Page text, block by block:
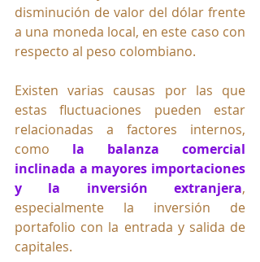
disminución de valor del dólar frente
a una moneda local, en este caso con
respecto al peso colombiano.
Existen varias causas por las que
estas fluctuaciones pueden estar
relacionadas a factores internos,
como la balanza comercial
inclinada a mayores importaciones
y la inversión extranjera,
especialmente la inversión de
portafolio con la entrada y salida de
capitales.